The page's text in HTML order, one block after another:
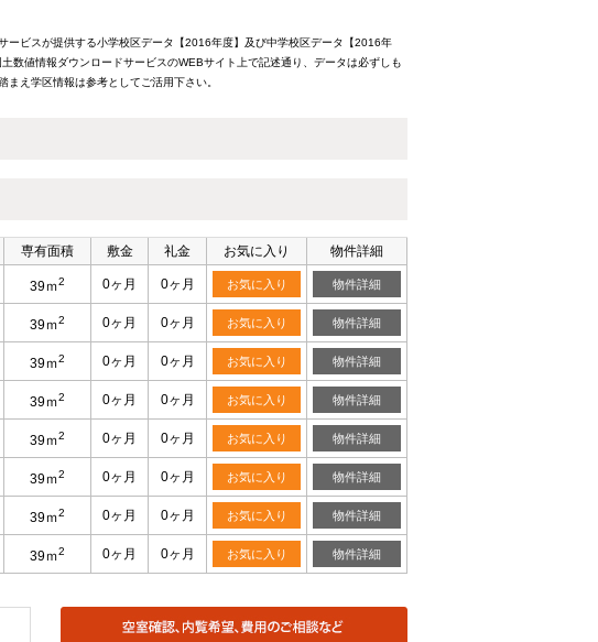
ービスが提供する小学校区データ【2016年度】及び中学校区データ【2016年
数値情報ダウンロードサービスのWEBサイト上で記述通り、データは必ずしも
え学区情報は参考としてご活用下さい。
専有面積 敷金 礼金 お気に入り 物件詳細
39ｍ2 0ヶ月 0ヶ月 お気に入り 物件詳細
39ｍ2 0ヶ月 0ヶ月 お気に入り 物件詳細
39ｍ2 0ヶ月 0ヶ月 お気に入り 物件詳細
39ｍ2 0ヶ月 0ヶ月 お気に入り 物件詳細
39ｍ2 0ヶ月 0ヶ月 お気に入り 物件詳細
39ｍ2 0ヶ月 0ヶ月 お気に入り 物件詳細
39ｍ2 0ヶ月 0ヶ月 お気に入り 物件詳細
39ｍ2 0ヶ月 0ヶ月 お気に入り 物件詳細